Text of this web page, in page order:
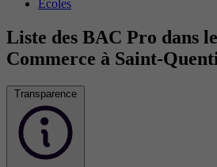
Écoles
Liste des BAC Pro dans
Commerce à Saint-
Transparence